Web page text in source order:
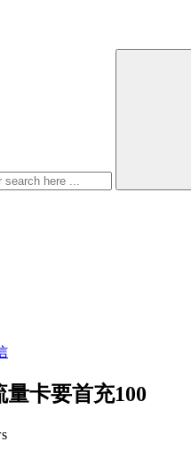
卡要首充100